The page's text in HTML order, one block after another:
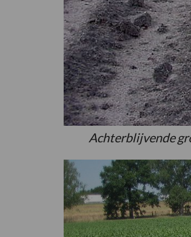
Achterblijvende